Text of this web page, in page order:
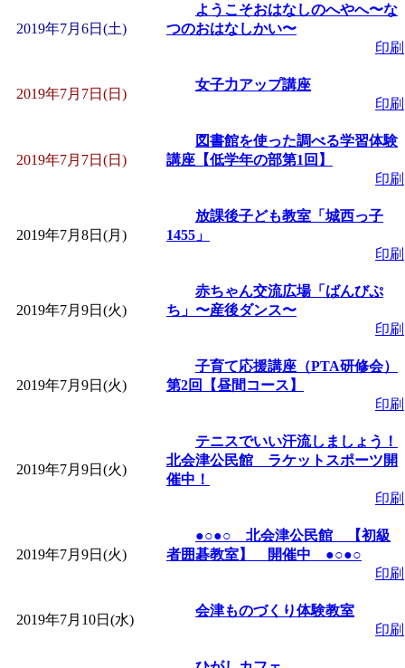
付期間：2026/08/10～
まだまだ暑い！コ
レクリエーション
ットせよ！」 受付期
皆鶴姫のこびる塾
」 受付期間：～
「子育て交流広場「
間：2026/08/10～
赤ちゃん交流広場
間：2026/08/10～2026/
みなづる号乗車体
de 健康づくり」」 受
「堂島地区歴史ウオ
」 受付期間：～
2019年7月6日(土)
ようこそおはなしのへやへ〜な
つのおはなしかい〜
印刷
2019年7月7日(日)
女子力アップ講座
印刷
2019年7月7日(日)
図書館を使った調べる学習体験
講座【低学年の部第1回】
印刷
2019年7月8日(月)
放課後子ども教室「城西っ子
1455」
印刷
2019年7月9日(火)
赤ちゃん交流広場「ばんびぷ
ち」〜産後ダンス〜
印刷
2019年7月9日(火)
子育て応援講座（PTA研修会）
第2回【昼間コース】
印刷
2019年7月9日(火)
テニスでいい汗流しましょう！
北会津公民館 ラケットスポーツ開
催中！
印刷
2019年7月9日(火)
●○●○ 北会津公民館 【初級
者囲碁教室】 開催中 ●○●○
印刷
2019年7月10日(水)
会津ものづくり体験教室
印刷